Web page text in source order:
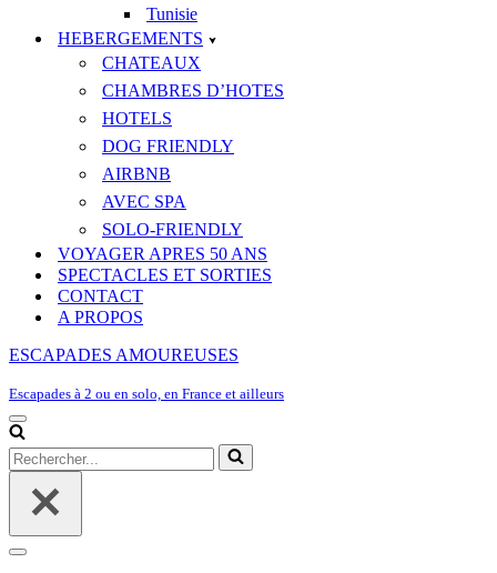
Tunisie
HEBERGEMENTS
CHATEAUX
CHAMBRES D’HOTES
HOTELS
DOG FRIENDLY
AIRBNB
AVEC SPA
SOLO-FRIENDLY
VOYAGER APRES 50 ANS
SPECTACLES ET SORTIES
CONTACT
A PROPOS
ESCAPADES AMOUREUSES
Escapades à 2 ou en solo, en France et ailleurs
Menu
de
navigation
Rechercher...
Menu